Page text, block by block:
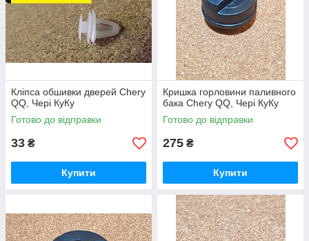
Кліпса обшивки дверей Chery
QQ, Чері КуКу
Готово до відправки
33 ₴
Купити
Кришка горловини паливного
бака Chery QQ, Чері КуКу
Готово до відправки
275 ₴
Купити